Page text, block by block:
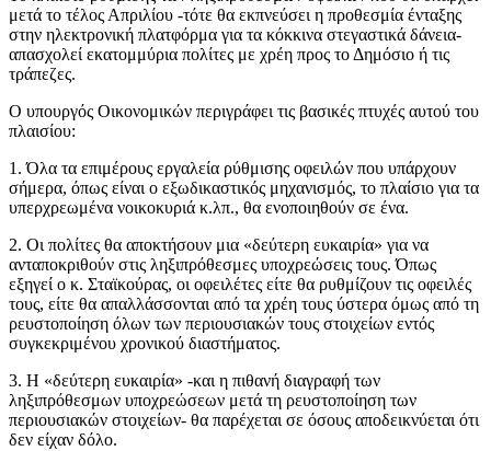
μετά το τέλος Απριλίου -τότε θα εκπνεύσει η προθεσμία ένταξης
στην ηλεκτρονική πλατφόρμα για τα κόκκινα στεγαστικά δάνεια-
απασχολεί εκατομμύρια πολίτες με χρέη προς το Δημόσιο ή τις
τράπεζες.
Ο υπουργός Οικονομικών περιγράφει τις βασικές πτυχές αυτού του
πλαισίου:
1. Όλα τα επιμέρους εργαλεία ρύθμισης οφειλών που υπάρχουν
σήμερα, όπως είναι ο εξωδικαστικός μηχανισμός, το πλαίσιο για τα
υπερχρεωμένα νοικοκυριά κ.λπ., θα ενοποιηθούν σε ένα.
2. Οι πολίτες θα αποκτήσουν μια «δεύτερη ευκαιρία» για να
ανταποκριθούν στις ληξιπρόθεσμες υποχρεώσεις τους. Όπως
εξηγεί ο κ. Σταϊκούρας, οι οφειλέτες είτε θα ρυθμίζουν τις οφειλές
τους, είτε θα απαλλάσσονται από τα χρέη τους ύστερα όμως από τη
ρευστοποίηση όλων των περιουσιακών τους στοιχείων εντός
συγκεκριμένου χρονικού διαστήματος.
3. Η «δεύτερη ευκαιρία» -και η πιθανή διαγραφή των
ληξιπρόθεσμων υποχρεώσεων μετά τη ρευστοποίηση των
περιουσιακών στοιχείων- θα παρέχεται σε όσους αποδεικνύεται ότι
δεν είχαν δόλο.